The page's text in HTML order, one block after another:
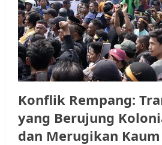
Konflik Rempang:
yang Berujung
dan Merugikan